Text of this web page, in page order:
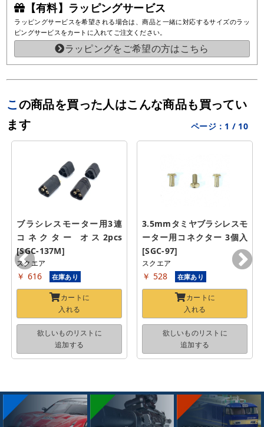
【有料】ラッピングサービス
ラッピングサービスを希望される場合は、商品と一緒に対応するサイズのラッ
ピングサービスをカートに入れてご注文ください。
ラッピングをご希望の方はこちら
この商品を買った人はこんな商品も買ってい
ます
ページ： 1 / 10
ブラシレスモーター用3連
コネクター オス2pcs
[SGC-137M]
スクエア
￥ 616 在庫あり
カートに
入れる
欲しいものリストに
追加する
3.5mmタミヤブラシレスモ
ーター用コネクター 3個入
[SGC-97]
スクエア
￥ 528 在庫あり
カートに
入れる
欲しいものリストに
追加する